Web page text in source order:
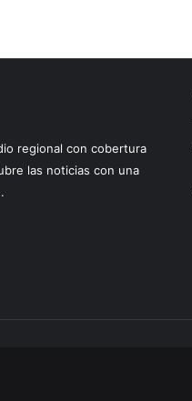
regional con cobertura
las noticias con una